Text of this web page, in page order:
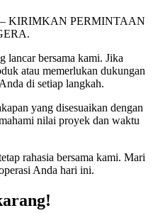
KIRIMKAN PERMINTAAN
lancar bersama kami. Jika
atau memerlukan dukungan
di setiap langkah.
yang disesuaikan dengan
nilai proyek dan waktu
rahasia bersama kami. Mari
Anda hari ini.